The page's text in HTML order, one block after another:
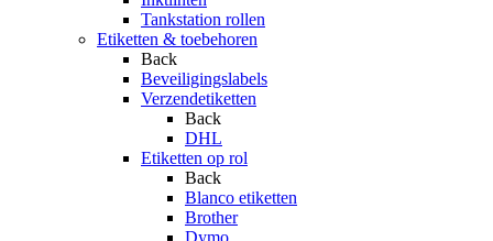
Tankstation rollen
Etiketten & toebehoren
Back
Beveiligingslabels
Verzendetiketten
Back
DHL
Etiketten op rol
Back
Blanco etiketten
Brother
Dymo